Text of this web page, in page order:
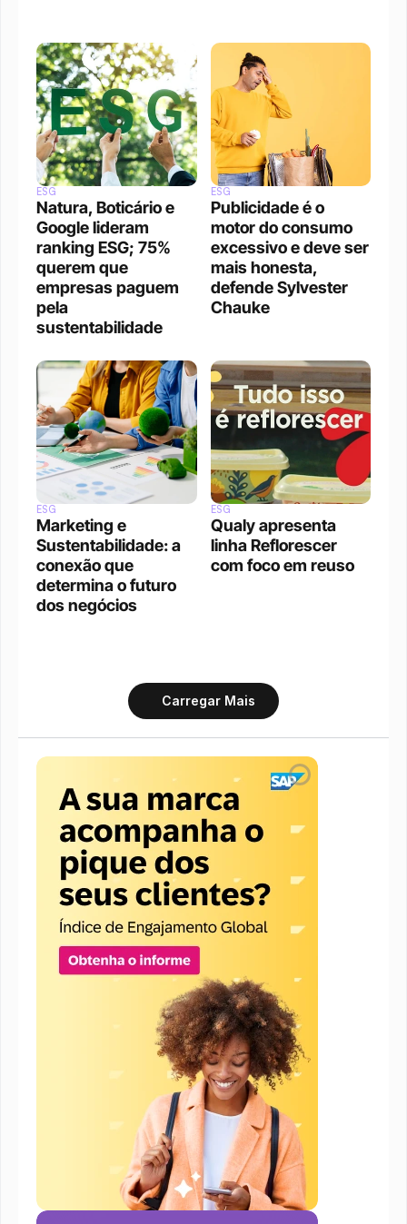
ESG
Natura, Boticário e
Google lideram
ranking ESG; 75%
querem que
empresas paguem
pela
sustentabilidade
ESG
Publicidade é o
motor do consumo
excessivo e deve ser
mais honesta,
defende Sylvester
Chauke
ESG
Marketing e
Sustentabilidade: a
conexão que
determina o futuro
dos negócios
ESG
Qualy apresenta
linha Reflorescer
com foco em reuso
Carregar Mais